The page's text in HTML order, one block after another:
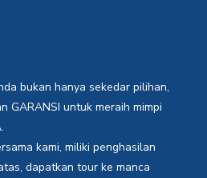
bukan hanya sekedar pilihan,
GARANSI untuk meraih mimpi
kami, miliki penghasilan
dapatkan tour ke manca